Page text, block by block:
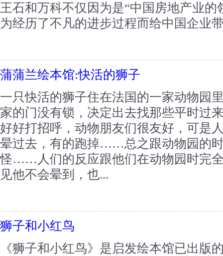
王石和万科不仅因为是“中国房地产业的
为经历了不凡的进步过程而给中国企业
蒲蒲兰绘本馆:快活的狮子
一只快活的狮子住在法国的一家动物园
家的门没有锁，决定出去找那些平时过
好好打招呼，动物朋友们很友好，可是
晕过去，有的跑掉……总之跟动物园的
怪……人们的反应跟他们在动物园时完
见他不会晕到，也...
狮子和小红鸟
《狮子和小红鸟》是启发绘本馆已出版